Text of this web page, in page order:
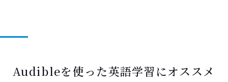
Audibleを使った英語学習にオススメ